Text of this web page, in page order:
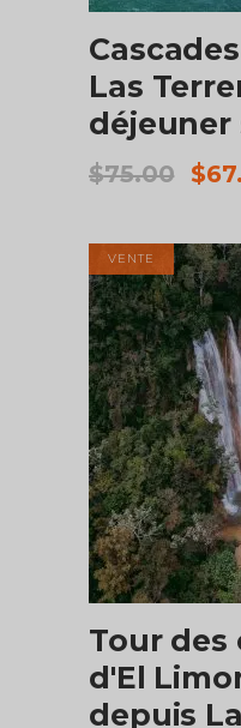
Las
déjeuner
$75.00
Le
$
VENTE
Tour des
d'El
depuis